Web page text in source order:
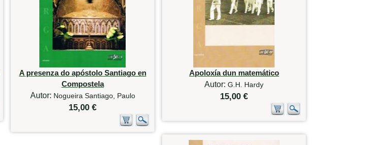
A presenza do apóstolo Santiago en
Compostela
Autor: Nogueira Santiago, Paulo
15,00 €
Apoloxía dun matemático
Autor:G.H. Hardy
15,00 €